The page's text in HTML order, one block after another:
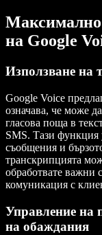
Максимално
на Google
Използване на
Google Voice
означава, че може
гласова поща в
SMS. Тази функция
съобщения и
транскрипцията
обработвате важни
комуникация с
Управление на
на обаждания